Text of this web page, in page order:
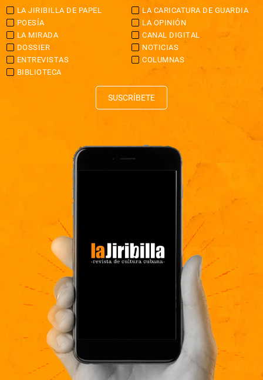
LA JIRIBILLA DE PAPEL
LA CARICATURA DE GUARDIA
POESÍA
LA OPINIÓN
LA MIRADA
CANAL DIGITAL
DOSSIER
NOTICIAS
ENTREVISTAS
COLUMNAS
BIBLIOTECA
SUSCRÍBETE